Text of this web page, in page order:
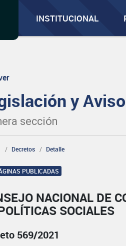
INSTITUCIONAL
y
sección
Decretos Detalle
PUBLICADAS
NACIONAL DE
SOCIALES
569/2021